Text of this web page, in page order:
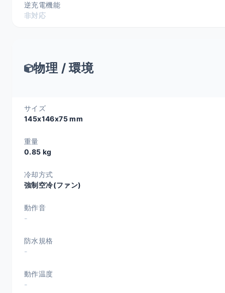
逆充電機能
非対応
物理 / 環境
サイズ
145x146x75 mm
重量
0.85 kg
冷却方式
強制空冷(ファン)
動作音
-
防水規格
-
動作温度
-